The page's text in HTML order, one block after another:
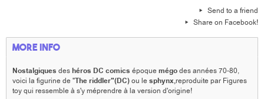
Send to a friend
Share on Facebook!
More info
Nostalgiques deshéros DC comics époquemégodes années 70-80,
voici la figurine de "The riddler"(DC)ou lesphynx,reproduite par Figures
toy qui ressemble à s'y méprendre à la version d'origine!